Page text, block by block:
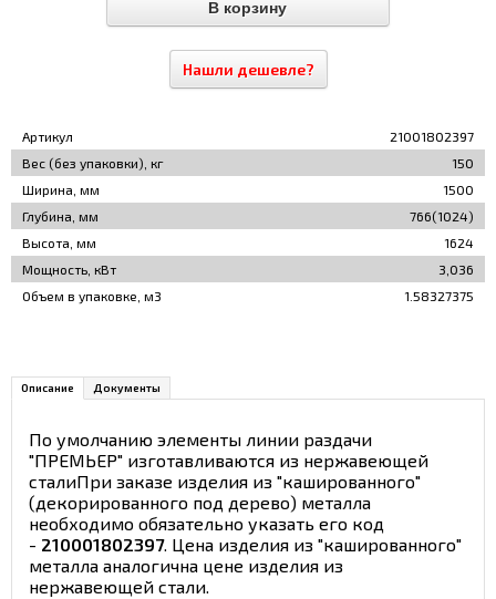
Нашли дешевле?
Артикул
21001802397
Вес (без упаковки), кг
150
Ширина, мм
1500
Глубина, мм
766(1024)
Высота, мм
1624
Мощность, кВт
3,036
Объем в упаковке, м3
1.58327375
Описание Документы
По умолчанию элементы линии раздачи
"ПРЕМЬЕР" изготавливаются из нержавеющей
сталиПри заказе изделия из "кашированного"
(декорированного под дерево) металла
необходимо обязательно указать его код
- 210001802397. Цена изделия из "кашированного"
металла аналогична цене изделия из
нержавеющей стали.